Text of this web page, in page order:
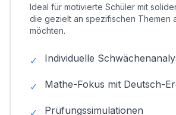
Ideal für motivierte Schüler mit
die gezielt an spezifischen Themen
möchten.
✓ Individuelle
✓ Mathe-Fokus mit Deutsch-
✓ Prüfungssimulationen